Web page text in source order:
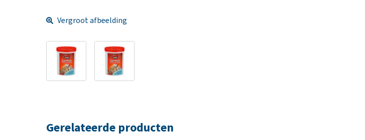
Vergroot afbeelding
Gerelateerde producten